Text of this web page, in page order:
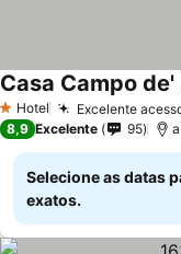
1 Estrelas
Hotel Excelente
Casa Campo de'
8,9 Excelente 95
Selecione as datas
exatos.